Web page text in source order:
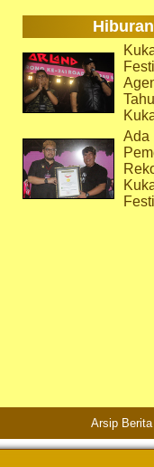
Hiburan
Ada
Arsip